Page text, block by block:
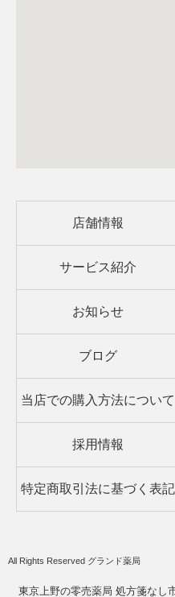
店舗情報
サービス紹介
お知らせ
ブログ
当店での購入方法について
採用情報
特定商取引法に基づく表記
All Rights Reserved グランド薬局
東京上野の零売薬局 処方箋なし